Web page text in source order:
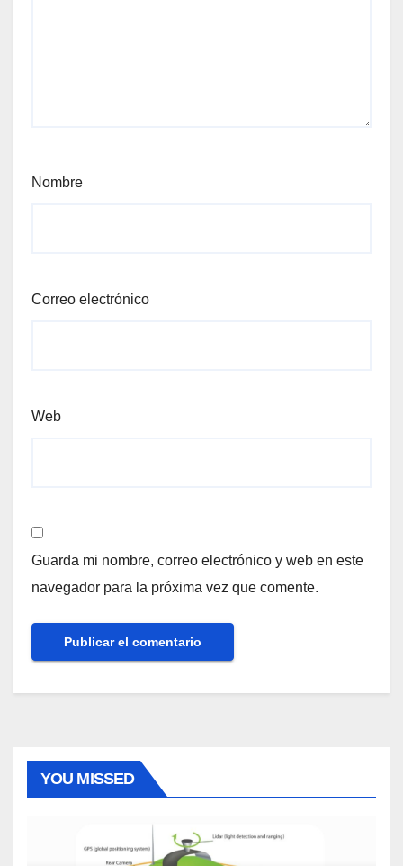
Nombre
Correo electrónico
Web
Guarda mi nombre, correo electrónico y web en este
navegador para la próxima vez que comente.
YOU MISSED